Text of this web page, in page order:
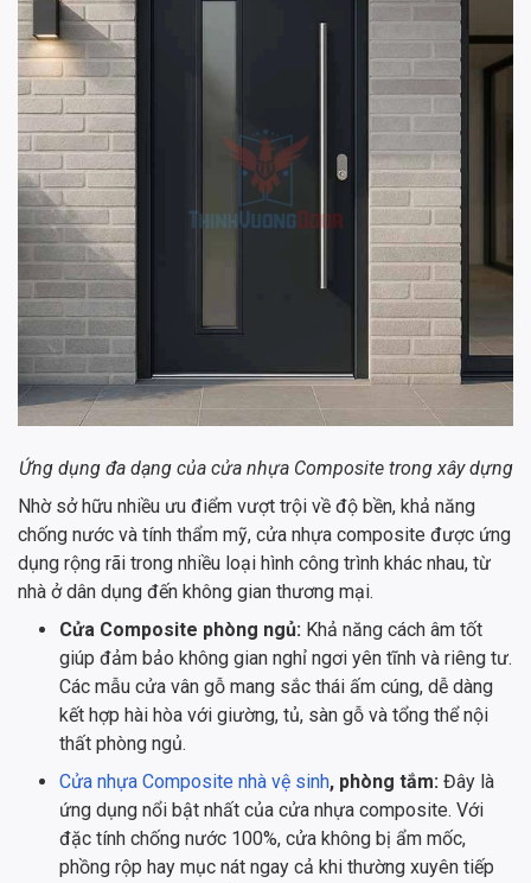
Ứng dụng đa dạng của cửa nhựa Composite trong xây dựng
Nhờ sở hữu nhiều ưu điểm vượt trội về độ bền, khả năng
chống nước và tính thẩm mỹ, cửa nhựa composite được ứng
dụng rộng rãi trong nhiều loại hình công trình khác nhau, từ
nhà ở dân dụng đến không gian thương mại.
Cửa Composite phòng ngủ: Khả năng cách âm tốt
giúp đảm bảo không gian nghỉ ngơi yên tĩnh và riêng tư.
Các mẫu cửa vân gỗ mang sắc thái ấm cúng, dễ dàng
kết hợp hài hòa với giường, tủ, sàn gỗ và tổng thể nội
thất phòng ngủ.
Cửa nhựa Composite nhà vệ sinh, phòng tắm: Đây là
ứng dụng nổi bật nhất của cửa nhựa composite. Với
đặc tính chống nước 100%, cửa không bị ẩm mốc,
phồng rộp hay mục nát ngay cả khi thường xuyên tiếp